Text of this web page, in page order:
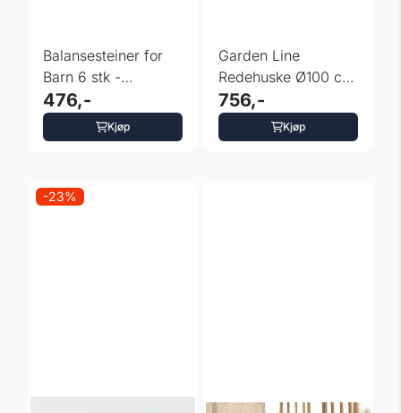
Balansesteiner for
Barn 6 stk -
skilpadde
476,-
Kjøp
Garden Line
Redehuske Ø100 cm
- fargevalg
756,-
Kjøp
-23%